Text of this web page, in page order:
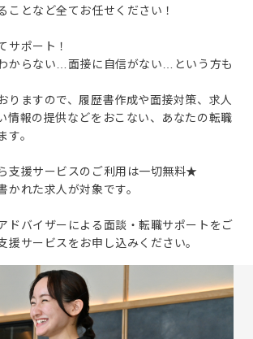
ことなど全てお任せください！
サポート！
からない…面接に自信がない…という方も
りますので、履歴書作成や面接対策、求人
情報の提供などをおこない、あなたの転職
す。
支援サービスのご利用は一切無料★
れた求人が対象です。
ドバイザーによる面談・転職サポートをご
援サービスをお申し込みください。